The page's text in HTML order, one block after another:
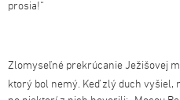
prosia!“
Zlomyseľné prekrúcanie Ježišovej
ktorý bol nemý. Keď zlý duch vyšiel,